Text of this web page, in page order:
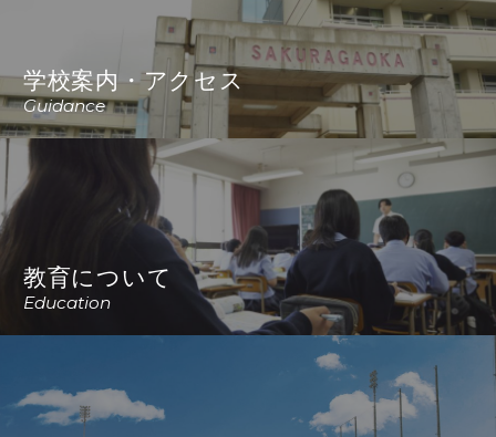
学校案内・アクセス
Guidance
教育について
Education